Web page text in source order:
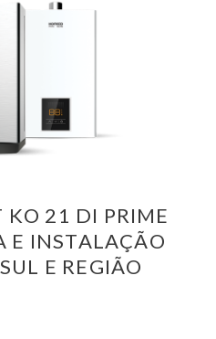
KO 21 DI PRIME
E INSTALAÇÃO
E REGIÃO